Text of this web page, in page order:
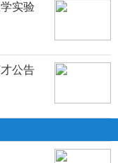
实验
公告